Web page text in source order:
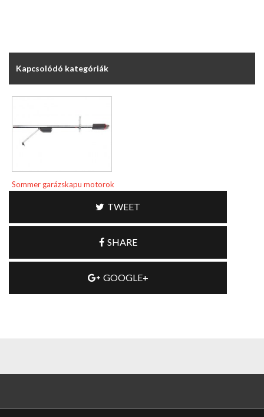
Kapcsolódó kategóriák
Sommer garázskapu motorok
TWEET
SHARE
GOOGLE+